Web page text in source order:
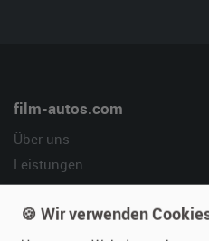
film-autos.com
Über uns
Leistungen
Referenzen
Kundenmeinungen
🍪 Wir verwenden